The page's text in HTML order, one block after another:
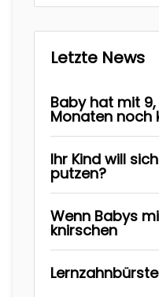
Letzte News
Baby hat mit 9,
Monaten noch
Ihr Kind will
putzen?
Wenn Babys
knirschen